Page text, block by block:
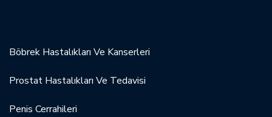
Böbrek Hastalıkları Ve Kanserleri
Prostat Hastalıkları Ve Tedavisi
Penis Cerrahileri